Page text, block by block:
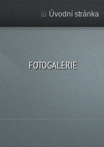
FOTOGALERIE
Úvodní stránka